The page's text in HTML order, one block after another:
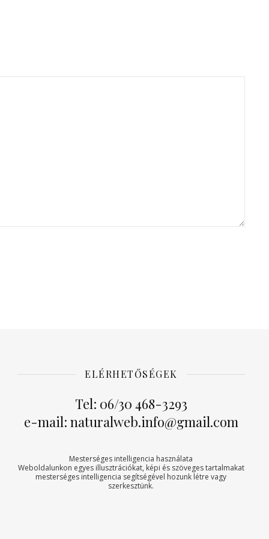
ELÉRHETŐSÉGEK
Tel: 06/30 468-3293
e-mail: naturalweb.info@gmail.com
Mesterséges intelligencia használata
Weboldalunkon egyes illusztrációkat, képi és szöveges tartalmakat
mesterséges intelligencia segítségével hozunk létre vagy
szerkesztünk.